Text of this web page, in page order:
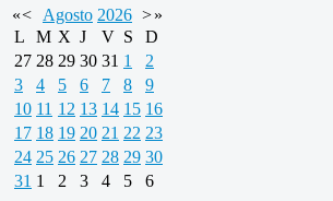
«< Agosto 2026 >»
L
M X J V S
D
27 28 29 30 31 1
2
3
4 5 6 7 8
9
10 11 12 13 14 15 16
17 18 19 20 21 22 23
24 25 26 27 28 29 30
31 1 2 3 4 5 6